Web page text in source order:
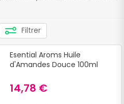
Filtrer
Esential Aroms Huile
d'Amandes Douce 100ml
14,78 €